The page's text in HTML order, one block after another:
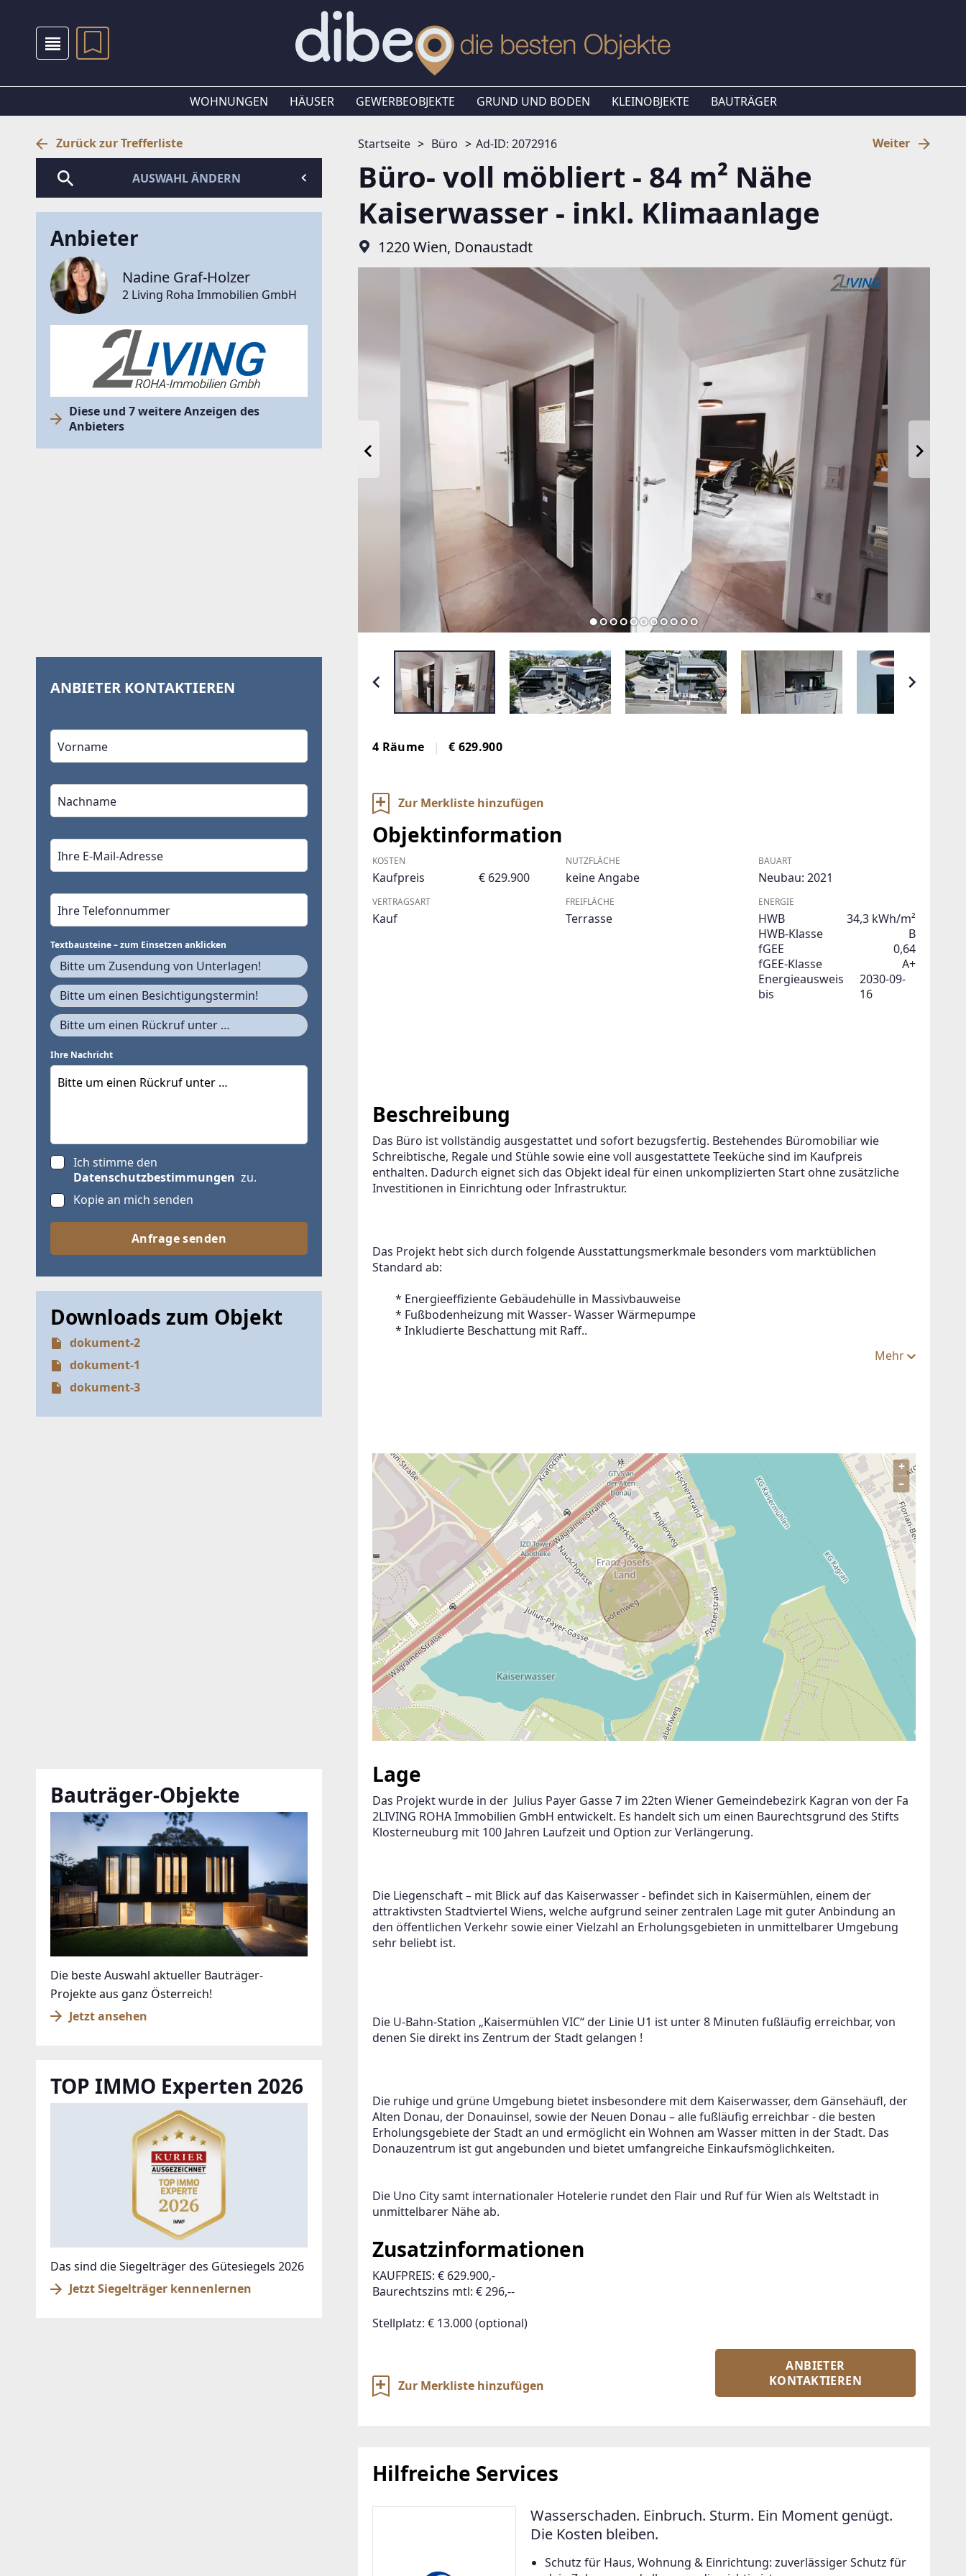
WOHNUNGEN HÄUSER GEWERBEOBJEKTE GRUND UND BODEN KLEINOBJEKTE BAUTRÄGER
Startseite Büro Ad-ID: 2072916 Weiter
Büro- voll möbliert - 84 m² Nähe
Kaiserwasser - inkl. Klimaanlage
1220 Wien, Donaustadt
4 Räume € 629.900
Zur Merkliste hinzufügen
Objektinformation
KOSTEN
Kaufpreis € 629.900
VERTRAGSART
Kauf
NUTZFLÄCHE
keine Angabe
FREIFLÄCHE
Terrasse
BAUART
Neubau: 2021
ENERGIE
HWB
34,3 kWh/m²
HWB-Klasse
B
fGEE
0,64
fGEE-Klasse
A+
Energieausweis
bis
2030-09-
16
Beschreibung
Das Büro ist vollständig ausgestattet und sofort bezugsfertig. Bestehendes Büromobiliar wie
Schreibtische, Regale und Stühle sowie eine voll ausgestattete Teeküche sind im Kaufpreis
enthalten. Dadurch eignet sich das Objekt ideal für einen unkomplizierten Start ohne zusätzliche
Investitionen in Einrichtung oder Infrastruktur.
Das Projekt hebt sich durch folgende Ausstattungsmerkmale besonders vom marktüblichen
Standard ab:
* Energieeffiziente Gebäudehülle in Massivbauweise
* Fußbodenheizung mit Wasser- Wasser Wärmepumpe
* Inkludierte Beschattung mit Raff..
Mehr
+
–
ANBIETER KONTAKTIEREN
Lage
Das Projekt wurde in der  Julius Payer Gasse 7 im 22ten Wiener Gemeindebezirk Kagran von der Fa
2LIVING ROHA Immobilien GmbH entwickelt. Es handelt sich um einen Baurechtsgrund des Stifts
Klosterneuburg mit 100 Jahren Laufzeit und Option zur Verlängerung.
Die Liegenschaft – mit Blick auf das Kaiserwasser - befindet sich in Kaisermühlen, einem der
attraktivsten Stadtviertel Wiens, welche aufgrund seiner zentralen Lage mit guter Anbindung an
den öffentlichen Verkehr sowie einer Vielzahl an Erholungsgebieten in unmittelbarer Umgebung
sehr beliebt ist.
Die U-Bahn-Station „Kaisermühlen VIC“ der Linie U1 ist unter 8 Minuten fußläufig erreichbar, von
denen Sie direkt ins Zentrum der Stadt gelangen !
Die ruhige und grüne Umgebung bietet insbesondere mit dem Kaiserwasser, dem Gänsehäufl, der
Alten Donau, der Donauinsel, sowie der Neuen Donau – alle fußläufig erreichbar - die besten
Erholungsgebiete der Stadt an und ermöglicht ein Wohnen am Wasser mitten in der Stadt. Das
Donauzentrum ist gut angebunden und bietet umfangreiche Einkaufsmöglichkeiten.
Die Uno City samt internationaler Hotelerie rundet den Flair und Ruf für Wien als Weltstadt in
unmittelbarer Nähe ab.
Zusatzinformationen
KAUFPREIS: € 629.900,-
Baurechtszins mtl: € 296,--
Zur Merkliste hinzufügen
ANBIETER
KONTAKTIEREN
Hilfreiche Services
Wasserschaden. Einbruch. Sturm. Ein Moment genügt.
Die Kosten bleiben.
Schutz für Haus, Wohnung & Einrichtung: zuverlässiger Schutz für
Zurück zur Trefferliste
AUSWAHL ÄNDERN
Anbieter
Nadine Graf-Holzer
2 Living Roha Immobilien GmbH
Diese und 7 weitere Anzeigen des
Anbieters
ANBIETER KONTAKTIEREN
Textbausteine – zum Einsetzen anklicken
Bitte um Zusendung von Unterlagen!
Bitte um einen Besichtigungstermin!
Bitte um einen Rückruf unter …
Ihre Nachricht
Ich stimme den
Datenschutzbestimmungen zu.
Kopie an mich senden
Anfrage senden
Downloads zum Objekt
dokument-2
dokument-1
dokument-3
Bauträger-Objekte
Die beste Auswahl aktueller Bauträger-
Projekte aus ganz Österreich!
Jetzt ansehen
TOP IMMO Experten 2026
Das sind die Siegelträger des Gütesiegels 2026
Jetzt Siegelträger kennenlernen